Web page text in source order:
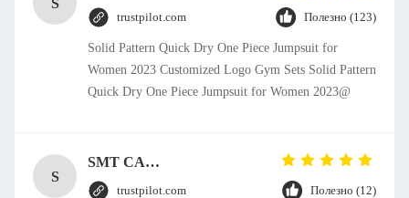
trustpilot.com Полезно (123)
Solid Pattern Quick Dry One Piece Jumpsuit for
Women 2023 Customized Logo Gym Sets Solid Pattern
Quick Dry One Piece Jumpsuit for Women 2023@
S
SMT CAP Type Box Header Connector 1.27mm Pitch Gold Flash Contact Plating
trustpilot.com Полезно (12)